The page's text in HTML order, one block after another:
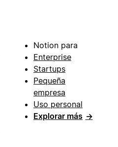
Notion para
Enterprise
Startups
Pequeña
empresa
Uso personal
Explorar más →